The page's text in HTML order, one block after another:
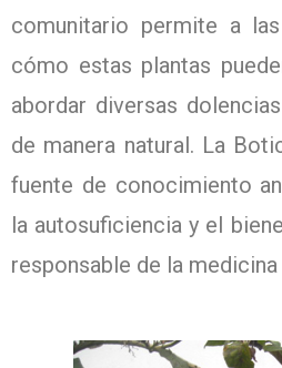
comunitario permite a
cómo estas plantas
abordar diversas
de manera natural. La
fuente de conocimiento
la autosuficiencia y el
responsable de la medicina